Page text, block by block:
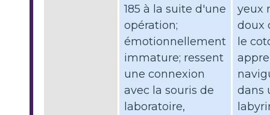
185 à la suite d'une
opération;
émotionnellement
immature; ressent
une connexion
avec la souris de
laboratoire,
yeux
doux
le
dans